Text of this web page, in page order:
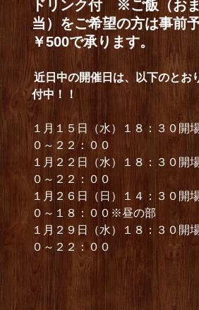
ドリンク付 ※ご飯（お
当）をご希望の方は事前
￥500で承ります。
近日中の開催日は、以下のとお
付中！！
１月１５日（水）１８：３０開
０～２２：００
１月２２日（水）１８：３０開
０～２２：００
１月２６日（日）１４：３０開
０～１８：００※昼の部
１月２９日（水）１８：３０開
０～２２：００